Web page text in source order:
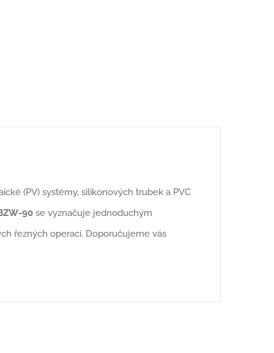
(PV) systémy, silikonových trubek a PVC
90 se vyznačuje jednoduchým
řezných operací. Doporučujeme vás